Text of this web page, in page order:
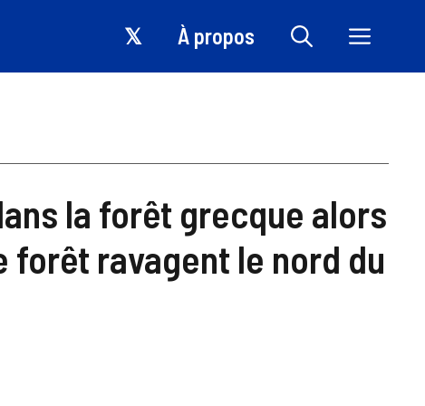
𝕏 À propos
la forêt grecque alors
forêt ravagent le nord du